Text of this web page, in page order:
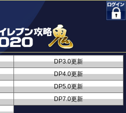
DP3.0更新
DP4.0更新
DP5.0更新
DP7.0更新